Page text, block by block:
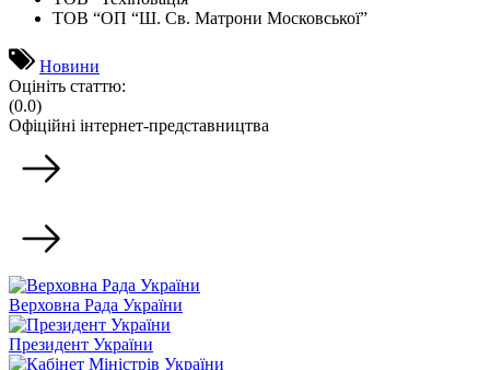
ТОВ “ОП “Ш. Св. Матрони Московської”
Новини
Оцініть статтю:
(0.0)
Офіційні інтернет-представництва
Верховна Рада України
Президент України